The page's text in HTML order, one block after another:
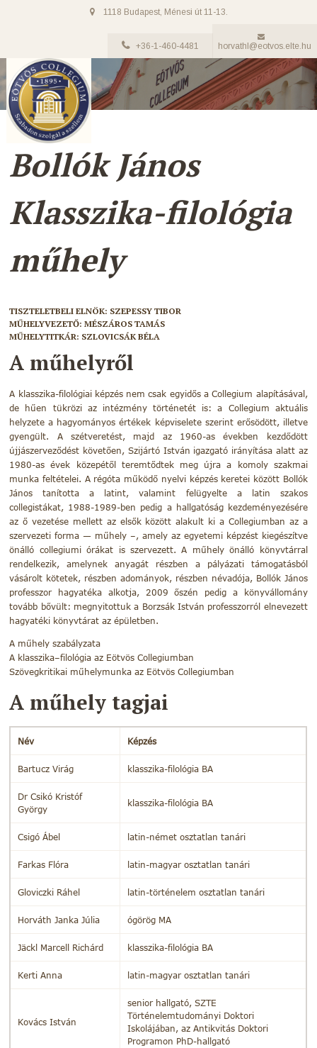
1118 Budapest, Ménesi út 11-13.
+36-1-460-4481 horvathl@eotvos.elte.hu
Bollók János
Klasszika-filológia
műhely
TISZTELETBELI ELNÖK: SZEPESSY TIBOR
MŰHELYVEZETŐ:MÉSZÁROS TAMÁS
MŰHELYTITKÁR: SZLOVICSÁK BÉLA
A műhelyről
A klasszika-filológiai képzés nem csak egyidős a Collegium alapításával,
de hűen tükrözi az intézmény történetét is: a Collegium aktuális
helyzete a hagyományos értékek képviselete szerint erősödött, illetve
gyengült. A szétveretést, majd az 1960-as években kezdődött
újjászerveződést követően, Szijártó István igazgató irányítása alatt az
1980-as évek közepétől teremtődtek meg újra a komoly szakmai
munka feltételei. A régóta működő nyelvi képzés keretei között Bollók
János tanította a latint, valamint felügyelte a latin szakos
collegistákat, 1988-1989-ben pedig a hallgatóság kezdeményezésére
az ő vezetése mellett az elsők között alakult ki a Collegiumban az a
szervezeti forma — műhely –, amely az egyetemi képzést kiegészítve
önálló collegiumi órákat is szervezett. A műhely önálló könyvtárral
rendelkezik, amelynek anyagát részben a pályázati támogatásból
vásárolt kötetek, részben adományok, részben névadója, Bollók János
professzor hagyatéka alkotja, 2009 őszén pedig a könyvállomány
tovább bővült: megnyitottuk a Borzsák István professzorról elnevezett
hagyatéki könyvtárat az épületben.
A műhely szabályzata
A klasszika–filológia az Eötvös Collegiumban
Szövegkritikai műhelymunka az Eötvös Collegiumban
A műhely tagjai
Név Képzés
Bartucz Virág klasszika-filológia BA
Dr Csikó Kristóf
György
klasszika-filológia BA
Csigó Ábel latin-német osztatlan tanári
Farkas Flóra latin-magyar osztatlan tanári
Gloviczki Ráhel latin-történelem osztatlan tanári
Horváth Janka Júlia ógörög MA
Jäckl Marcell Richárd klasszika-filológia BA
Kerti Anna latin-magyar osztatlan tanári
Kovács István
senior hallgató, SZTE
Történelemtudományi Doktori
Iskolájában, az Antikvitás Doktori
Programon PhD-hallgató